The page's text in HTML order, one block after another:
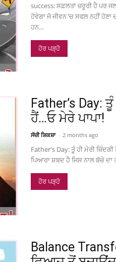
success: ਸਫ਼ਲਤਾ ਜ਼ਰੂਰੀ ਹੈ ਪਰ
ਹੋਵੇਗਾ ਜੋ ਜੀਵਨ ’ਚ ਸਫਲ ਨਹੀਂ
ਹਨ...
ਹੋਰ ਪੜ੍ਹੋ
Father’s Day:
ਹੈਂ…ਓ ਮੇਰੇ ਪਾਪਾ!
ਸੱਚੀ ਸ਼ਿਕਸ਼ਾ - 2 months ago
Father's Day: ਤੂੰ ਹੀ ਮੇਰੀ ਜ਼ਿੰਦਗੀ
ਪਿਆਰਾ ਸ਼ਬਦ ਹੈ ਜਿਸ ਨਾਲ ਬੱਚੇ
ਹੋਰ ਪੜ੍ਹੋ
Balance